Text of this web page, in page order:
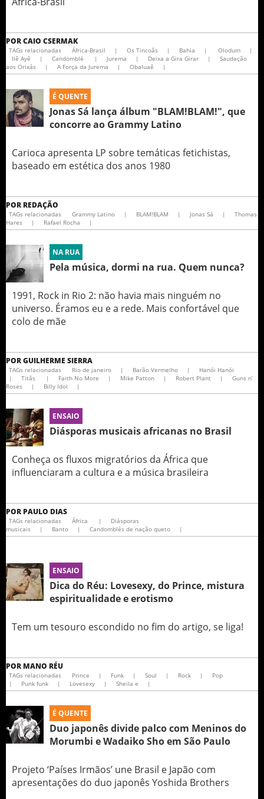
PORCAIO CSERMAK
TAGs relacionadas África-Brasil | Os Tincoãs | Bahia | Olodum
|
Ilê Ayê
| Candomblé | Jurema | Deixa a Gira Girar |
Saudação
aos Orixás
| A Força da Jurema | Obaluaê |
É QUENTE
Jonas Sá lança álbum "BLAM!BLAM!", que
concorre ao Grammy Latino
Carioca apresenta LP sobre temáticas fetichistas,
baseado em estética dos anos 1980
POR REDAÇÃO
TAGs relacionadas Grammy Latino | BLAM!BLAM | Jonas Sá |
Thomas
Hares
| Rafael Rocha |
NA RUA
Pela música, dormi na rua. Quem nunca?
1991, Rock in Rio 2: não havia mais ninguém no
universo. Éramos eu e a rede. Mais confortável que
colo de mãe
PORGUILHERME SIERRA
TAGs relacionadas Rio de janeiro | Barão Vermelho |
Hanói Hanói
|
Titãs | Faith No More | Mike Patton | Robert Plant |
Guns n’
Roses
| Billy Idol |
ENSAIO
Diásporas musicais africanas no Brasil
Conheça os fluxos migratórios da África que
influenciaram a cultura e a música brasileira
POR PAULO DIAS
TAGs relacionadas África |
Diásporas
musicais
| Banto | Candomblés de nação queto |
ENSAIO
Dica do Réu: Lovesexy, do Prince, mistura
espiritualidade e erotismo
Tem um tesouro escondido no fim do artigo, se liga!
POR MANO RÉU
TAGs relacionadas Prince | Funk | Soul | Rock |
Pop
|
Punk funk | Lovesexy | Sheila e |
É QUENTE
Duo japonês divide palco com Meninos do
Morumbi e Wadaiko Sho em São Paulo
Projeto ‘Países Irmãos’ une Brasil e Japão com
apresentações do duo japonês Yoshida Brothers